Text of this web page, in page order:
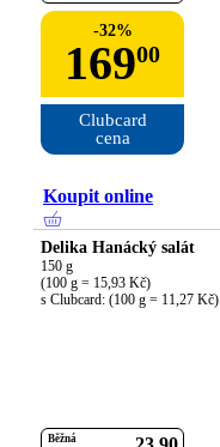
-32%
16900
Clubcard
cena
Koupit online
Delika Hanácký salát
150 g
(100 g = 15,93 Kč)
s Clubcard: (100 g = 11,27 Kč)
Běžná